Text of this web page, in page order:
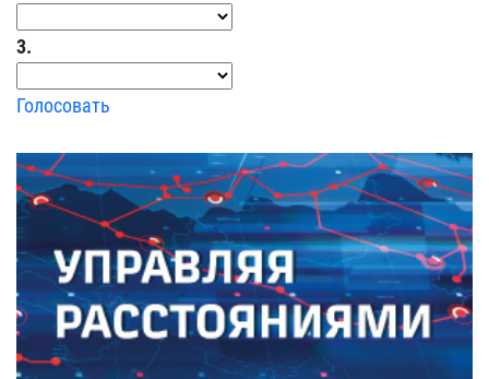
3.
Голосовать